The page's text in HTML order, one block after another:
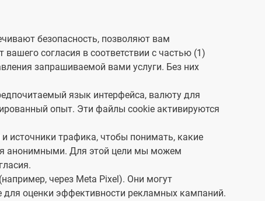
дистрибьютором SRL«GBS».
безопасность, позволяют вам
согласия в соответствии с частью (1)
запрашиваемой вами услуги. Без них
язык интерфейса, валюту для
опыт. Эти файлы cookie активируются
источники трафика, чтобы понимать, какие
анонимными. Для этой цели мы можем
через Meta Pixel). Они могут
для оценки эффективности рекламных кампаний.